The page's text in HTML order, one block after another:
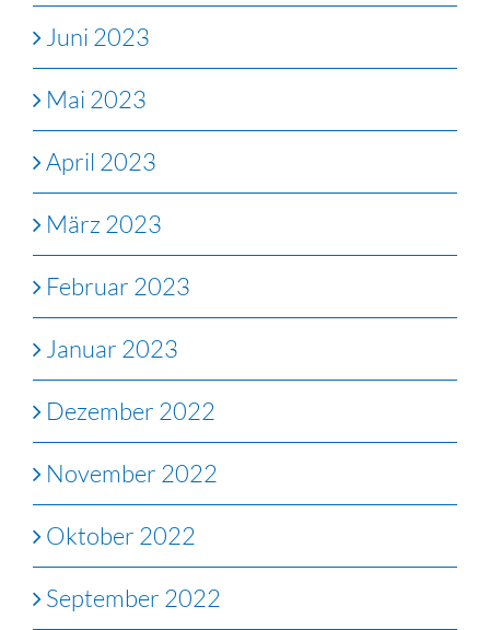
Juni 2023
Mai 2023
April 2023
März 2023
Februar 2023
Januar 2023
Dezember 2022
November 2022
Oktober 2022
September 2022